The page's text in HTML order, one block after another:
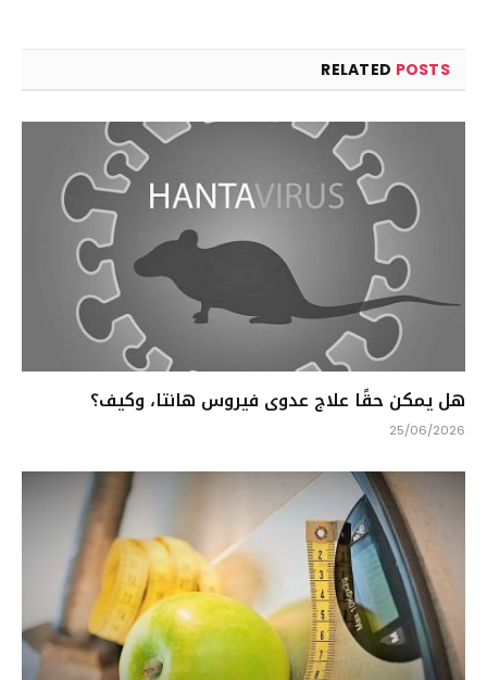
RELATED POSTS
هل يمكن حقًا علاج عدوى فيروس هانتا، وكيف؟
25/06/2026